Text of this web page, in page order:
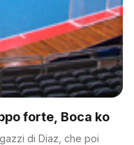
forte, Boca ko
di Diaz, che poi